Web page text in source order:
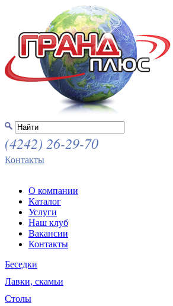
(4242) 26-29-70
Контакты
О компании
Каталог
Услуги
Наш клуб
Вакансии
Контакты
Беседки
Лавки, скамьи
Столы